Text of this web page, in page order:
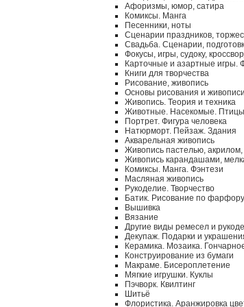
Афоризмы, юмор, сатира
Комиксы. Манга
Песенники, ноты
Сценарии праздников,
Свадьба. Сценарии,
Фокусы, игры, судоку,
Карточные и азартные игры.
Книги для творчества
Рисование, живопись
Основы рисования и живописи
Живопись. Теория и техника
Животные. Насекомые. Птицы
Портрет. Фигура человека
Натюрморт. Пейзаж. Здания
Акварельная живопись
Живопись пастелью,
Живопись карандашами,
Комиксы. Манга. Фэнтези
Масляная живопись
Рукоделие. Творчество
Батик. Рисование по
Вышивка
Вязание
Другие виды ремесел и
Декупаж. Подарки и
Керамика. Мозаика.
Конструирование из бумаги
Макраме. Бисероплетение
Мягкие игрушки. Куклы
Пэчворк. Квилтинг
Шитьё
Флористика. Аранжировка